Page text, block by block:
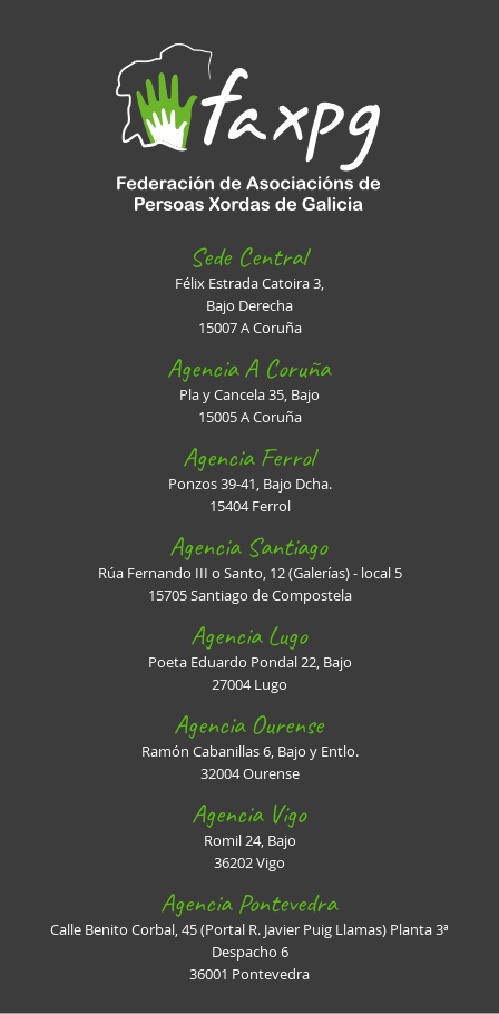
Sede Central
Félix Estrada Catoira 3,
Bajo Derecha
15007 A Coruña
Agencia A Coruña
Pla y Cancela 35, Bajo
15005 A Coruña
Agencia Ferrol
Ponzos 39-41, Bajo Dcha.
15404 Ferrol
Agencia Santiago
Rúa Fernando III o Santo, 12 (Galerías) - local 5
15705 Santiago de Compostela
Agencia Lugo
Poeta Eduardo Pondal 22, Bajo
27004 Lugo
Agencia Ourense
Ramón Cabanillas 6, Bajo y Entlo.
32004 Ourense
Agencia Vigo
Romil 24, Bajo
36202 Vigo
Agencia Pontevedra
Calle Benito Corbal, 45 (Portal R. Javier Puig Llamas) Planta 3ª
Despacho 6
36001 Pontevedra